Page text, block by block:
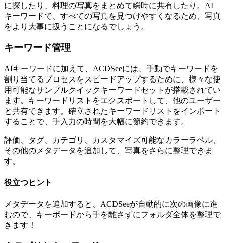
に探したり、料理の写真をまとめて瞬時に共有したり。AI
キーワードで、すべての写真を見つけやすくなるため、写真
をより大事に扱うことになるでしょう。
キーワード管理
AIキーワードに加えて、ACDSeeには、手動でキーワードを
割り当てるプロセスをスピードアップするために、様々な使
用可能なサンプルクイックキーワードセットが搭載されてい
ます。キーワードリストをエクスポートして、他のユーザー
と共有できます。確立されたキーワードリストをインポート
することで、手入力の時間を大幅に節約できます。
評価、タグ、カテゴリ、カスタマイズ可能なカラーラベル、
その他のメタデータを追加して、写真をさらに整理できま
す。
役立つヒント
メタデータを追加すると、ACDSeeが自動的に次の画像に進
むので、キーボードから手を離さずにフォルダ全体を整理で
きます！